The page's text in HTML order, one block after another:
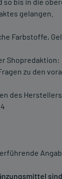
gelangen.
Farbstoffe,
Shopredaktion:
zu den
des Herstellers